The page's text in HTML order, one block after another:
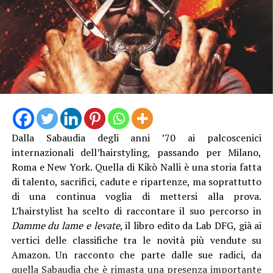
“La struttura messa in funzione questa mattina è lunga
13 metri e alta 3 metri, con travi in acciaio e specifici
trattamenti protettivi per garantire la durabilità anche
in ambienti marini”, è stato spiegato. Con il direttore
generale Natalino Corbo e il presidente del Consorzio di
Bonifica Lino Conti, erano presenti l’assessore regionale
all’Agricoltura Giancarlo Righini, il direttore generale di
Anbi Lazio Andrea Renna, il presidente della
commissione regionale attività produttive, Vittorio
Sambucci e il sindaco di Terracina Francesco Giannetti.
Dalla Sabaudia degli anni ’70 ai palcoscenici
internazionali dell’hairstyling, passando per Milano,
Roma e New York. Quella di Kikò Nalli è una storia fatta
di talento, sacrifici, cadute e ripartenze, ma soprattutto
di una continua voglia di mettersi alla prova.
L’hairstylist ha scelto di raccontare il suo percorso in
Damme du lame e levate, il libro edito da Lab DFG, già ai
vertici delle classifiche tra le novità più vendute su
Amazon. Un racconto che parte dalle sue radici, da
quella Sabaudia che è rimasta una presenza importante